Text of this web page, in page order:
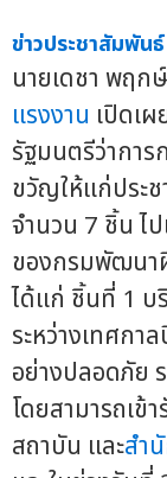
ข่าวประชาสัมพันธ์
นายเดชา พฤ
แรงงาน เปิดเ
รัฐมนตรีว่าการ
ขวัญให้แก่ประ
จำนวน 7 ชิ้น ไ
ของกรมพัฒนา
ได้แก่ ชิ้นที่ 1 บ
ระหว่างเทศกา
อย่างปลอดภัย
โดยสามารถเ
สถาบัน และสำ